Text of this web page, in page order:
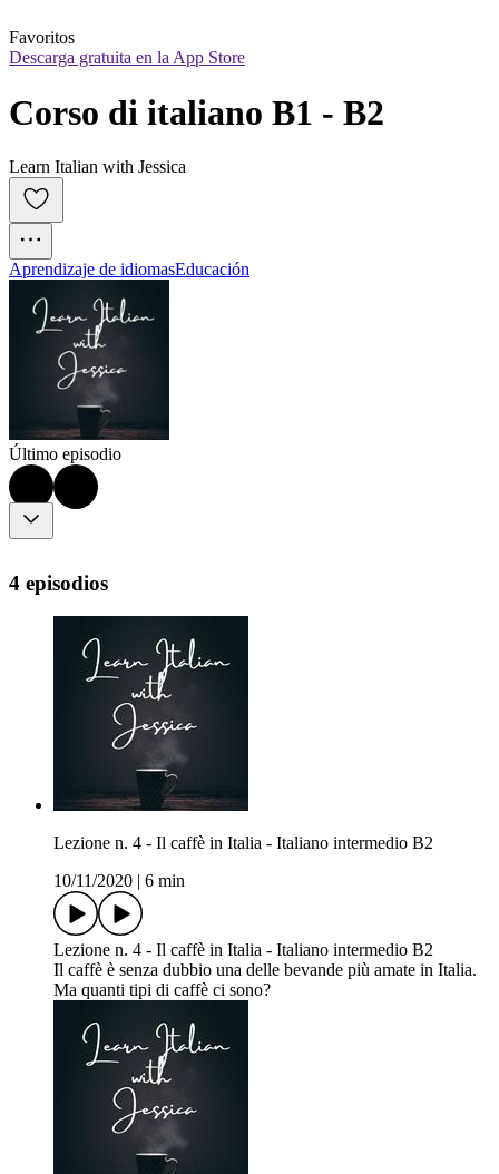
Favoritos
Descarga gratuita en la App Store
Corso di italiano B1 - B2
Learn Italian with Jessica
Aprendizaje de idiomasEducación
Último episodio
4 episodios
Lezione n. 4 - Il caffè in Italia - Italiano intermedio B2
10/11/2020
6 min
Lezione n. 4 - Il caffè in Italia - Italiano intermedio B2
Il caffè è senza dubbio una delle bevande più amate in Italia.
Ma quanti tipi di caffè ci sono?